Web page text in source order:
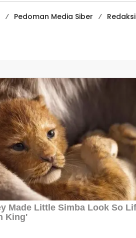
Pedoman Media Siber
Redaksi